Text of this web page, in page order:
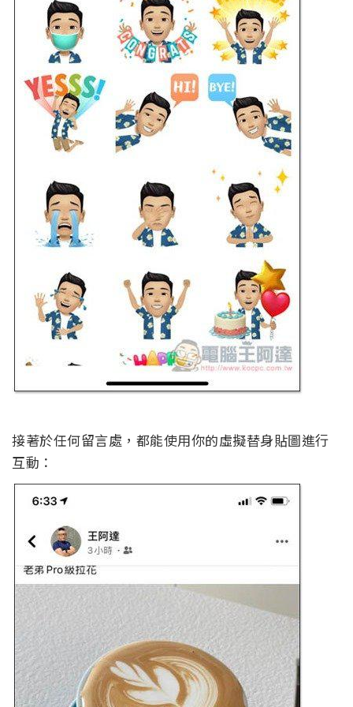
接著於任何留言處，都能使用你的虛擬替身貼圖進行
互動：